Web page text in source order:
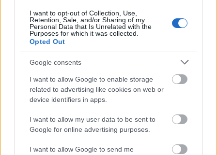
I want to opt-out of Collection, Use,
Retention, Sale, and/or Sharing of my
Personal Data that Is Unrelated with the
Purposes for which it was collected.
Opted Out
Google consents
I want to allow Google to enable storage
related to advertising like cookies on web or
device identifiers in apps.
I want to allow my user data to be sent to
Google for online advertising purposes.
I want to allow Google to send me
csúcspontja a hármas epizód, amelyben azt ecseteli
Dave, hogyan rejtegeti péniszét a barátnője elől: itt
egy mélységesen esendő figura, egy hórihorgas
Woody Allenlép elénk, aki rendre a legkínosabb
szituációkba lavírozza magát (fejőpornó,
félgumibaba-szex), amelyekből sokszor nem is a
neurotikus humora segíti ki, hanem a barátai
empátiája.